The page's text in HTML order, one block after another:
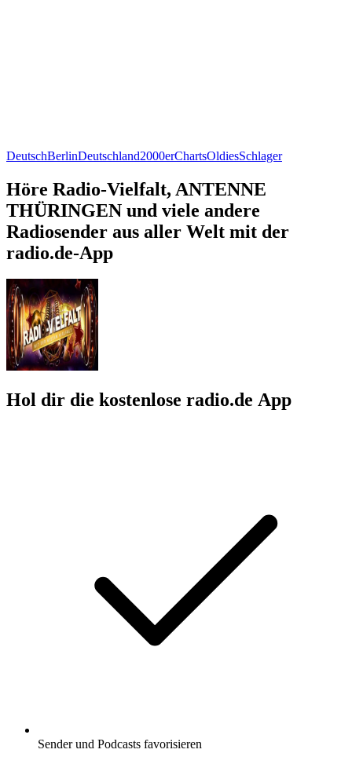
DeutschBerlinDeutschland2000erChartsOldiesSchlager
Höre Radio-Vielfalt, ANTENNE
THÜRINGEN und viele andere
Radiosender aus aller Welt mit der
radio.de-App
Hol dir die kostenlose radio.de App
Sender und Podcasts favorisieren